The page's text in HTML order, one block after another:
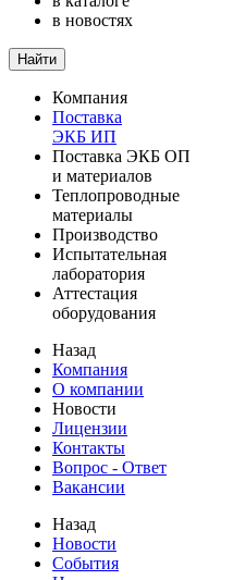
в новостях
Найти
Компания
Поставка
ЭКБ ИП
Поставка ЭКБ ОП
и материалов
Теплопроводные
материалы
Производство
Испытательная
лаборатория
Аттестация
оборудования
Назад
Компания
О компании
Новости
Лицензии
Контакты
Вопрос - Ответ
Вакансии
Назад
Новости
События